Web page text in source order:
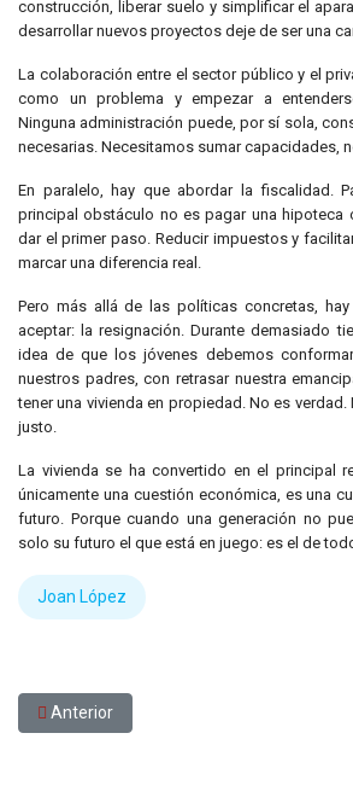
construcción, liberar suelo y simplificar el
desarrollar nuevos proyectos deje de ser una
La colaboración entre el sector público y el
como un problema y empezar a
Ninguna administración puede, por sí sola,
necesarias. Necesitamos sumar capacidades,
En paralelo, hay que abordar la fiscalidad.
principal obstáculo no es pagar una hipoteca
dar el primer paso. Reducir impuestos y
marcar una diferencia real.
Pero más allá de las políticas concretas,
aceptar: la resignación. Durante demasiado
idea de que los jóvenes debemos
nuestros padres, con retrasar nuestra
tener una vivienda en propiedad. No es verdad.
justo.
La vivienda se ha convertido en el principal
únicamente una cuestión económica, es una
futuro. Porque cuando una generación no
solo su futuro el que está en juego: es el de
Joan López
Artículo anterior: L’EMD abraça les tesis de
Anterior